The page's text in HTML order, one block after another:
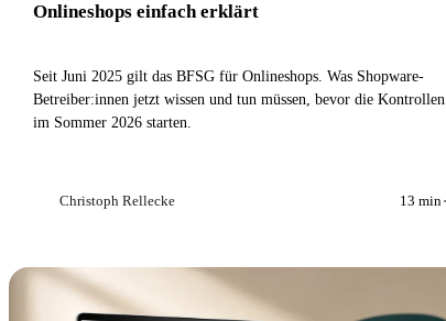
Onlineshops einfach erklärt
Seit Juni 2025 gilt das BFSG für Onlineshops. Was Shopware-
Betreiber:innen jetzt wissen und tun müssen, bevor die Kontrollen
im Sommer 2026 starten.
Christoph Rellecke 13 min